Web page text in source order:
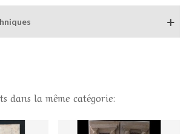
dans la même catégorie: